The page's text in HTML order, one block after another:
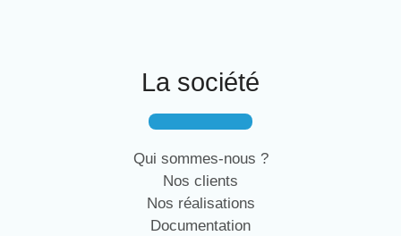
La société
Qui sommes-nous ?
Nos clients
Nos réalisations
Documentation